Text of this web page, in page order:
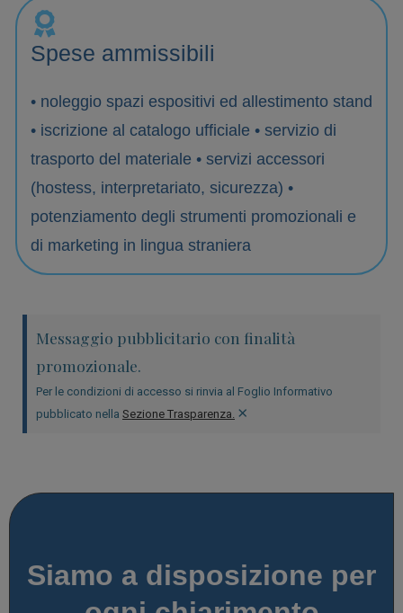
Spese ammissibili
• noleggio spazi espositivi ed allestimento stand
• iscrizione al catalogo ufficiale • servizio di
trasporto del materiale • servizi accessori
(hostess, interpretariato, sicurezza) •
potenziamento degli strumenti promozionali e
di marketing in lingua straniera
Messaggio pubblicitario con finalità
promozionale.
Per le condizioni di accesso si rinvia al Foglio Informativo
pubblicato nella Sezione Trasparenza. ×
Siamo a disposizione per